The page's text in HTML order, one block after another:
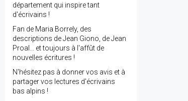
département qui inspire tant
d'écrivains !
Fan de Maria Borrely, des
descriptions de Jean Giono, de Jean
Proal... et toujours à l'affût de
nouvelles écritures !
N'hésitez pas à donner vos avis et à
partager vos lectures d'écrivains
bas alpins !